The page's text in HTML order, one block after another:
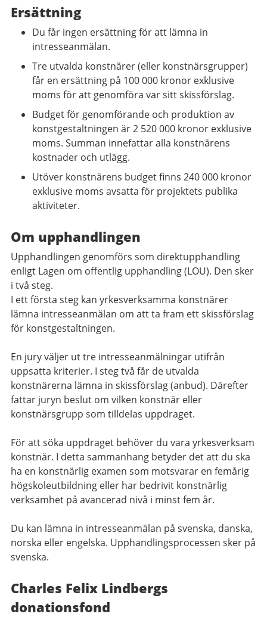
Ersättning
Du får ingen ersättning för att lämna in
intresseanmälan.
Tre utvalda konstnärer (eller konstnärsgrupper)
får en ersättning på 100 000 kronor exklusive
moms för att genomföra var sitt skissförslag.
Budget för genomförande och produktion av
konstgestaltningen är 2 520 000 kronor exklusive
moms. Summan innefattar alla konstnärens
kostnader och utlägg.
Utöver konstnärens budget finns 240 000 kronor
exklusive moms avsatta för projektets publika
aktiviteter.
Om upphandlingen
Upphandlingen genomförs som direktupphandling
enligt Lagen om offentlig upphandling (LOU). Den sker
i två steg.
I ett första steg kan yrkesverksamma konstnärer
lämna intresseanmälan om att ta fram ett skissförslag
för konstgestaltningen.
En jury väljer ut tre intresseanmälningar utifrån
uppsatta kriterier. I steg två får de utvalda
konstnärerna lämna in skissförslag (anbud). Därefter
fattar juryn beslut om vilken konstnär eller
konstnärsgrupp som tilldelas uppdraget.
För att söka uppdraget behöver du vara yrkesverksam
konstnär. I detta sammanhang betyder det att du ska
ha en konstnärlig examen som motsvarar en femårig
högskoleutbildning eller har bedrivit konstnärlig
verksamhet på avancerad nivå i minst fem år.
Du kan lämna in intresseanmälan på svenska, danska,
norska eller engelska. Upphandlingsprocessen sker på
svenska.
Charles Felix Lindbergs
donationsfond